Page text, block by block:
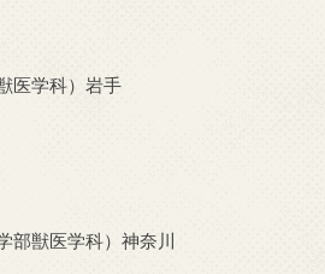
医学科）岩手
部獣医学科）神奈川